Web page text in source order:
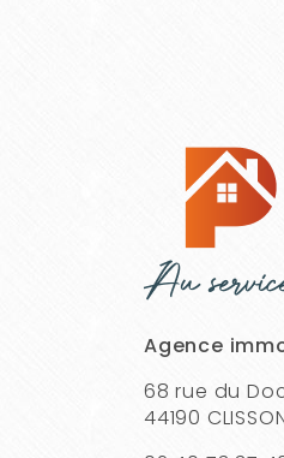
Agence
68 rue du
44190